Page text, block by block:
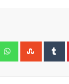
Whatsapp